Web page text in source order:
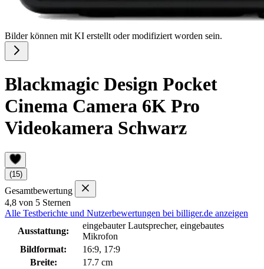
Bilder können mit KI erstellt oder modifiziert worden sein.
Blackmagic Design Pocket
Cinema Camera 6K Pro
Videokamera Schwarz
(15)
Gesamtbewertung
4,8 von 5 Sternen
Alle Testberichte und Nutzerbewertungen bei billiger.de anzeigen
Ausstattung:
eingebauter Lautsprecher, eingebautes
Mikrofon
Bildformat:
16:9, 17:9
Breite:
17.7 cm